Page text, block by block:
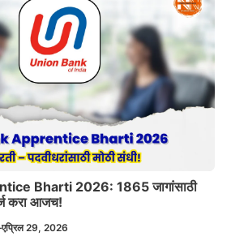
Bharti 2026: 1865 जागांसाठी
करा आजच!
एप्रिल 29, 2026